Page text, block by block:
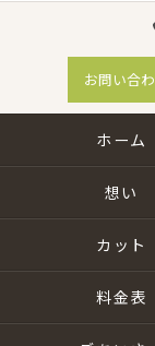
お問い合
ホーム
想い
カット
料金表